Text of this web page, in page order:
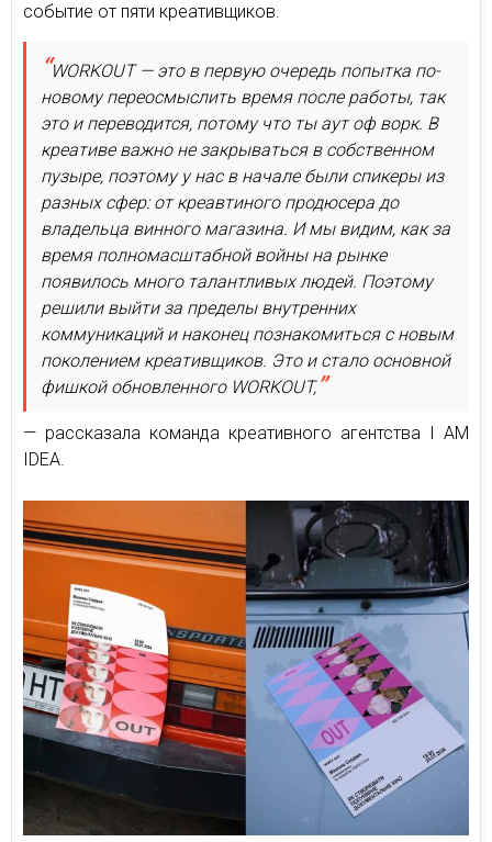
событие от пяти креативщиков.
WORKOUT — это в первую очередь попытка по-
новому переосмыслить время после работы, так
это и переводится, потому что ты аут оф ворк. В
креативе важно не закрываться в собственном
пузыре, поэтому у нас в начале были спикеры из
разных сфер: от креавтиного продюсера до
владельца винного магазина. И мы видим, как за
время полномасштабной войны на рынке
появилось много талантливых людей. Поэтому
решили выйти за пределы внутренних
коммуникаций и наконец познакомиться с новым
поколением креативщиков. Это и стало основной
фишкой обновленного WORKOUT,
— рассказала команда креативного агентства I AM
IDEA.